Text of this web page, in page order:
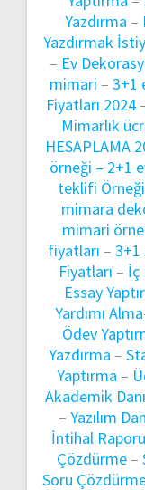
Yazdırma –
Yazdırmak
– Ev
mimari – 3+1
Fiyatları 2024
Mimarlık
HESAPLAMA
örneği – 2+1
teklifi Örneği
mimara
mimari
fiyatları – 3+1
Fiyatları – İç
Essay
Yardımı Alma
Ödev
Yazdırma –
Yaptırma –
Akademik
– Yazılım
İntihal
Çözdürme–
Soru